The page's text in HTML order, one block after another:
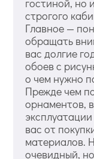
строгого
Главное —
обращать
вас долгие
обоев с
о чем нужно
Прежде чем
орнаментов,
вас от
материалов.
очевидный,